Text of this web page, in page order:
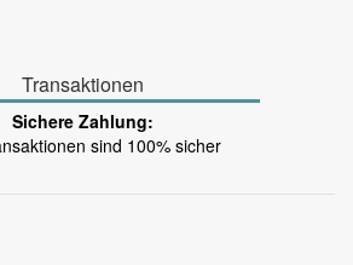
Transaktionen
Sichere Zahlung:
sind 100% sicher